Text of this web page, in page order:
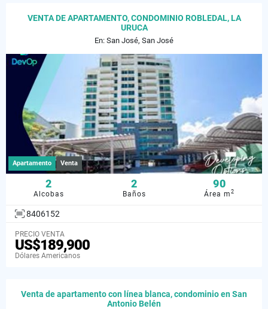
VENTA DE APARTAMENTO, CONDOMINIO ROBLEDAL, LA
URUCA
En: San José, San José
Apartamento Venta
2
Alcobas
2
Baños
90
Área m2
8406152
PRECIO VENTA
US$189,900
Dólares Americanos
Venta de apartamento con línea blanca, condominio en San
Antonio Belén